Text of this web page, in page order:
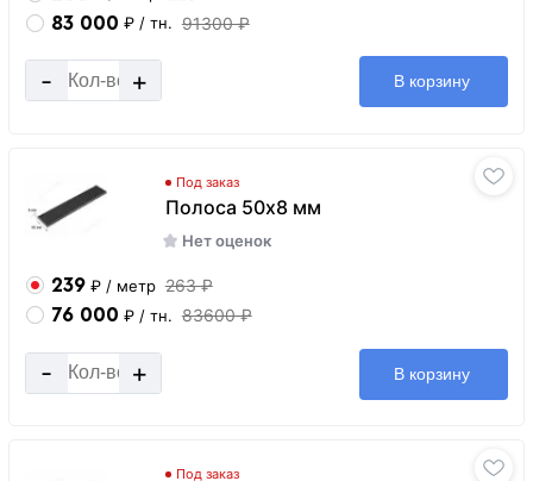
83 000 ₽ / тн. 91300 ₽
- + В корзину
Под заказ
Полоса 50х8 мм
Нет оценок
239 ₽ / метр 263 ₽
76 000 ₽ / тн. 83600 ₽
- + В корзину
Под заказ